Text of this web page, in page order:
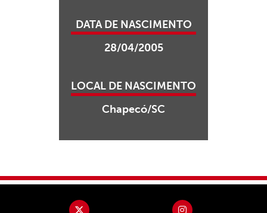
DATA DE NASCIMENTO
28/04/2005
LOCAL DE NASCIMENTO
Chapecó/SC